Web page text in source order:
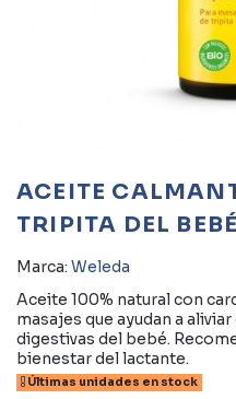
ACEITE
TRIPITA DEL
Marca: Weleda
Aceite 100% natural con
masajes que ayudan a
digestivas del bebé.
bienestar del lactante.
Últimas unidades en stock